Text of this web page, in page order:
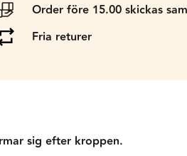
Order före 15.00 skickas
Fria returer
sig efter kroppen.